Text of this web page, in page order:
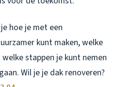
hoe je met een
kunt maken, welke
stappen je kunt nemen
Wil je je dak renoveren?